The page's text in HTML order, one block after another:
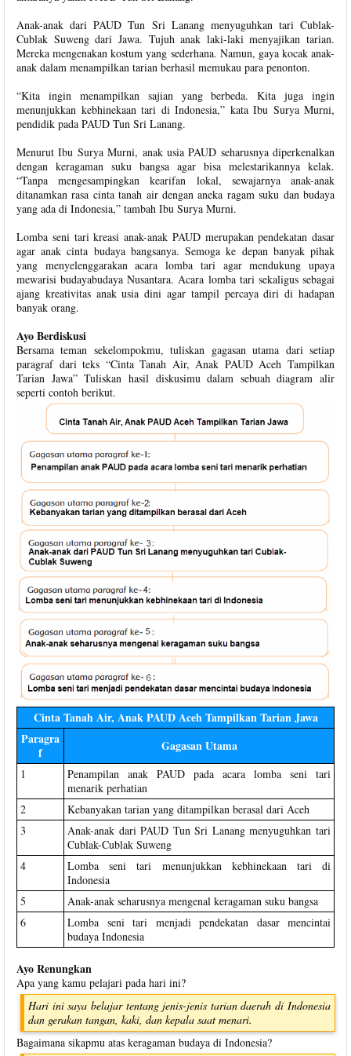
Anak-anak dari PAUD Tun Sri Lanang menyuguhkan tari Cublak-
Cublak Suweng dari Jawa. Tujuh anak laki-laki menyajikan tarian.
Mereka mengenakan kostum yang sederhana. Namun, gaya kocak anak-
anak dalam menampilkan tarian berhasil memukau para penonton.
“Kita ingin menampilkan sajian yang berbeda. Kita juga ingin
menunjukkan kebhinekaan tari di Indonesia,” kata Ibu Surya Murni,
pendidik pada PAUD Tun Sri Lanang.
Menurut Ibu Surya Murni, anak usia PAUD seharusnya diperkenalkan
dengan keragaman suku bangsa agar bisa melestarikannya kelak.
“Tanpa mengesampingkan kearifan lokal, sewajarnya anak-anak
ditanamkan rasa cinta tanah air dengan aneka ragam suku dan budaya
yang ada di Indonesia,” tambah Ibu Surya Murni.
Lomba seni tari kreasi anak-anak PAUD merupakan pendekatan dasar
agar anak cinta budaya bangsanya. Semoga ke depan banyak pihak
yang menyelenggarakan acara lomba tari agar mendukung upaya
mewarisi budayabudaya Nusantara. Acara lomba tari sekaligus sebagai
ajang kreativitas anak usia dini agar tampil percaya diri di hadapan
banyak orang.
Ayo Berdiskusi
Bersama teman sekelompokmu, tuliskan gagasan utama dari setiap
paragraf dari teks “Cinta Tanah Air, Anak PAUD Aceh Tampilkan
Tarian Jawa” Tuliskan hasil diskusimu dalam sebuah diagram alir
seperti contoh berikut.
Cinta Tanah Air, Anak PAUD Aceh Tampilkan Tarian Jawa
Paragra
f
Gagasan Utama
1
Penampilan anak PAUD pada acara lomba seni tari
menarik perhatian
2
Kebanyakan tarian yang ditampilkan berasal dari Aceh
3
Anak-anak dari PAUD Tun Sri Lanang menyuguhkan tari
Cublak-Cublak Suweng
4
Lomba seni tari menunjukkan kebhinekaan tari di
Indonesia
5
Anak-anak seharusnya mengenal keragaman suku bangsa
6
Lomba seni tari menjadi pendekatan dasar mencintai
budaya Indonesia
Ayo Renungkan
Apa yang kamu pelajari pada hari ini?
Hari ini saya belajar tentang jenis-jenis tarian daerah di Indonesia
dan gerakan tangan, kaki, dan kepala saat menari.
Bagaimana sikapmu atas keragaman budaya di Indonesia?